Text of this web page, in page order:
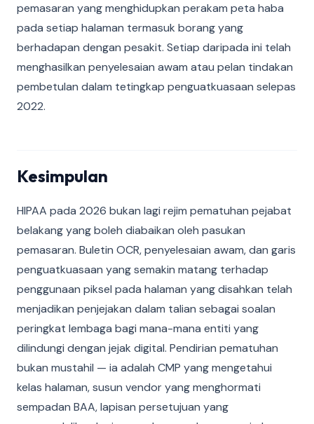
pemasaran yang menghidupkan perakam peta haba
pada setiap halaman termasuk borang yang
berhadapan dengan pesakit. Setiap daripada ini telah
menghasilkan penyelesaian awam atau pelan tindakan
pembetulan dalam tetingkap penguatkuasaan selepas
2022.
Kesimpulan
HIPAA pada 2026 bukan lagi rejim pematuhan pejabat
belakang yang boleh diabaikan oleh pasukan
pemasaran. Buletin OCR, penyelesaian awam, dan garis
penguatkuasaan yang semakin matang terhadap
penggunaan piksel pada halaman yang disahkan telah
menjadikan penjejakan dalam talian sebagai soalan
peringkat lembaga bagi mana-mana entiti yang
dilindungi dengan jejak digital. Pendirian pematuhan
bukan mustahil — ia adalah CMP yang mengetahui
kelas halaman, susun vendor yang menghormati
sempadan BAA, lapisan persetujuan yang